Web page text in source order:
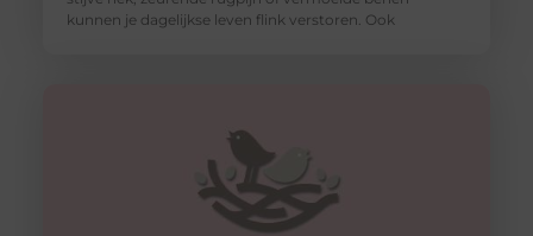
kunnen je dagelijkse leven flink verstoren. Ook